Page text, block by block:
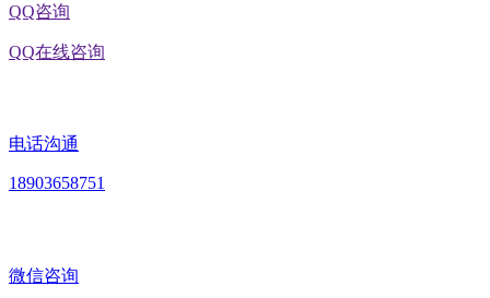
QQ咨询
QQ在线咨询
电话沟通
18903658751
微信咨询